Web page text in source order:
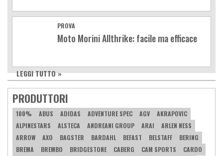
PROVA
Moto Morini Allthrike: facile ma efficace
LEGGI TUTTO »
PRODUTTORI
100% ABUS ADIDAS ADVENTURE SPEC AGV
AKRAPOVIC
ALPINESTARS
ALSTECA ANDREANI GROUP ARAI
ARLEN NESS
ARROW
AXO BAGSTER BARDAHL BEFAST BELSTAFF
BERING
BREMA
BREMBO BRIDGESTONE CABERG CAM SPORTS
CARDO